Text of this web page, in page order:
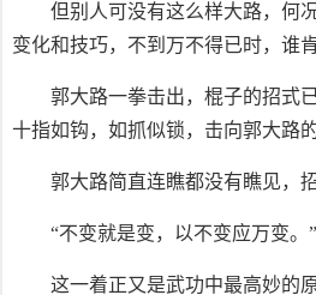
但别人可没有这么样大路，何
变化和技巧，不到万不得已时，谁
郭大路一拳击出，棍子的招式
十指如钩，如抓似锁，击向郭大路的
郭大路简直连瞧都没有瞧见，
“不变就是变，以不变应万变。”
这一着正又是武功中最高妙的原